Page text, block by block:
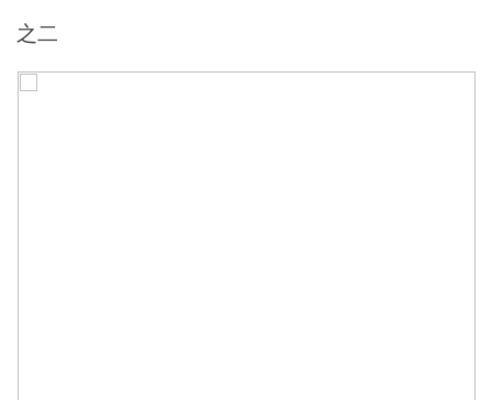
之二